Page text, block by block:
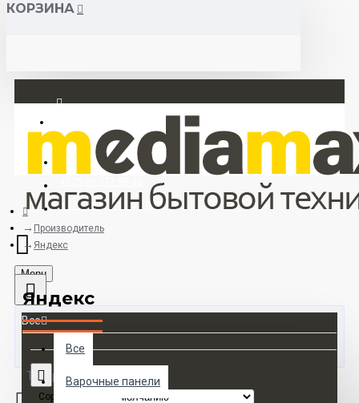
КОРЗИНА
Регистрация
+375 33 673 17 31 (МТС)
Menu
Все
Все
Варочные панели
Товаров 0 (0 руб.)
Производитель
Яндекс
Яндекс
Сортировка: